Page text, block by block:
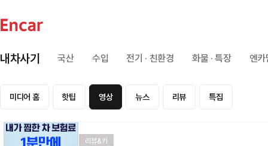
내차사기 국산 수입 전기 · 친환경 화물 · 특장 엔
미디어 홈 핫팁 영상 뉴스 리뷰 특집
리뷰&카